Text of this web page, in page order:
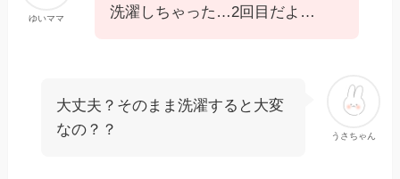
ゆいママ
洗濯しちゃった…2回目だよ…
うさちゃん
大丈夫？そのまま洗濯すると大変
なの？？